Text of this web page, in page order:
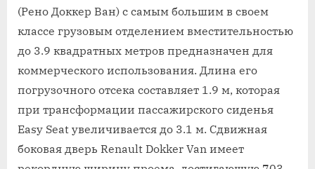
(Рено Доккер Ван) с самым большим в своем
классе грузовым отделением вместительностью
до 3.9 квадратных метров предназначен для
коммерческого использования. Длина его
погрузочного отсека составляет 1.9 м, которая
при трансформации пассажирского сиденья
Easy Seat увеличивается до 3.1 м. Сдвижная
боковая дверь Renault Dokker Van имеет